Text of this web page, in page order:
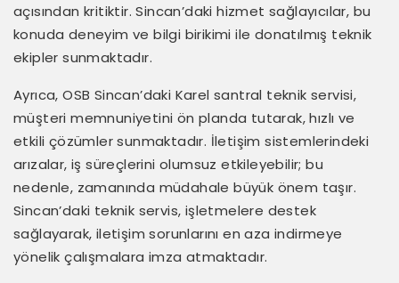
açısından kritiktir. Sincan’daki hizmet sağlayıcılar, bu
konuda deneyim ve bilgi birikimi ile donatılmış teknik
ekipler sunmaktadır.
Ayrıca, OSB Sincan’daki Karel santral teknik servisi,
müşteri memnuniyetini ön planda tutarak, hızlı ve
etkili çözümler sunmaktadır. İletişim sistemlerindeki
arızalar, iş süreçlerini olumsuz etkileyebilir; bu
nedenle, zamanında müdahale büyük önem taşır.
Sincan’daki teknik servis, işletmelere destek
sağlayarak, iletişim sorunlarını en aza indirmeye
yönelik çalışmalara imza atmaktadır.